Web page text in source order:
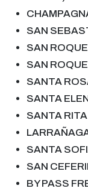
SAN
SAN
SAN
SANTA
SANTA
SANTA
SANTA
SAN
BY PASS